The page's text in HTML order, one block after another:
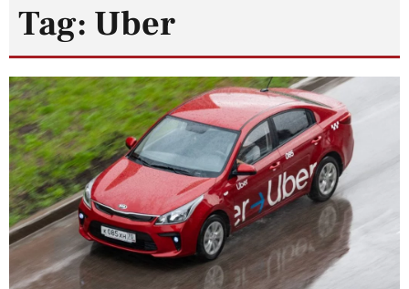
Tag: Uber